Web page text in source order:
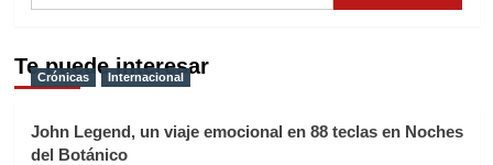
mail
envío
de
Te puede interesar
Crónicas Internacional
John Legend, un viaje emocional en 88 teclas en Noches
del Botánico